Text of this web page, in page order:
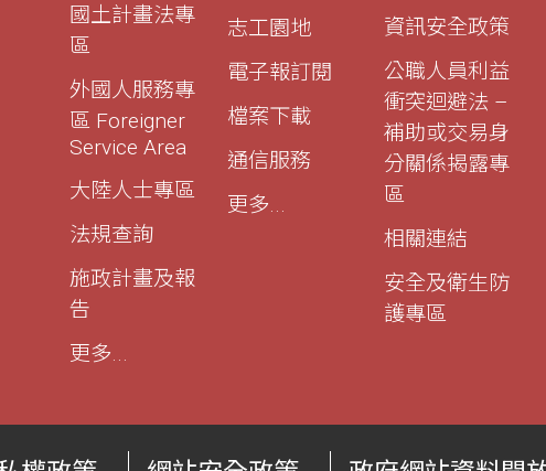
國土計畫法專
區
外國人服務專
區 Foreigner
Service Area
大陸人士專區
法規查詢
施政計畫及報
告
更多...
志工園地
電子報訂閱
檔案下載
通信服務
更多...
資訊安全政策
公職人員利益
衝突迴避法 –
補助或交易身
分關係揭露專
區
相關連結
安全及衛生防
護專區